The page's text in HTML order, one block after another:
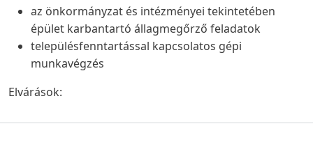
az önkormányzat és intézményei tekintetében
épület karbantartó állagmegőrző feladatok
településfenntartással kapcsolatos gépi
munkavégzés
Elvárások: